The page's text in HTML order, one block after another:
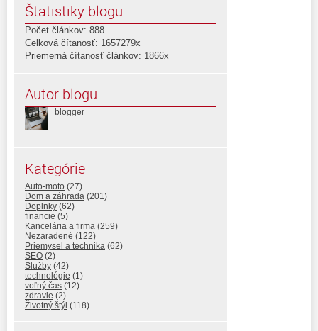
Štatistiky blogu
Počet článkov: 888
Celková čítanosť: 1657279x
Priemerná čítanosť článkov: 1866x
Autor blogu
blogger
Kategórie
Auto-moto (27)
Dom a záhrada (201)
Doplnky (62)
financie (5)
Kancelária a firma (259)
Nezaradené (122)
Priemysel a technika (62)
SEO (2)
Služby (42)
technológie (1)
voľný čas (12)
zdravie (2)
Životný štýl (118)